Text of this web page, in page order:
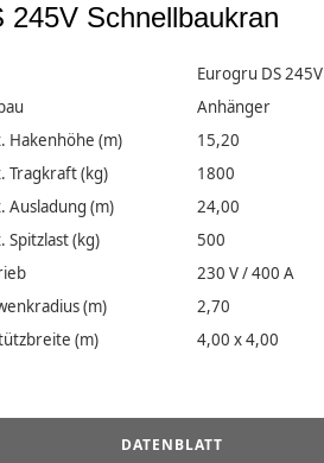
245V Schnellbaukran
Eurogru DS 245V
Anhänger
Hakenhöhe (m)
15,20
Tragkraft (kg)
1800
Ausladung (m)
24,00
Spitzlast (kg)
500
230 V / 400 A
(m)
2,70
(m)
4,00 x 4,00
DATENBLATT